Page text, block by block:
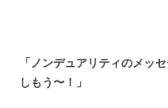
「ノンデュアリティのメッ
しもう〜！」